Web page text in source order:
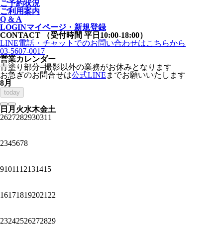
ご予約状況
ご利用案内
Q & A
LOGINマイページ・新規登録
CONTACT
（受付時間 平日10:00-18:00）
LINE電話・チャットでのお問い合わせはこちらから
03-5607-0017
営業カレンダー
青塗り 部分=撮影以外の業務がお休みとなります
お急ぎのお問合せは公式LINE までお願いいたします
8月
today
日 月 火水木金土
262728293031 1
2345678
91011 12131415
161718192021 22
23242526272829